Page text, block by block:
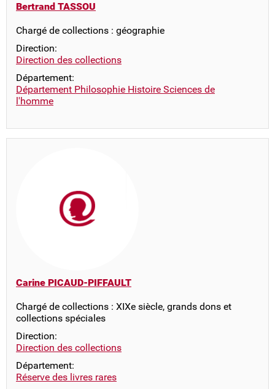
Bertrand TASSOU
Chargé de collections : géographie
Direction:
Direction des collections
Département:
Département Philosophie Histoire Sciences de
l'homme
Carine PICAUD-PIFFAULT
Chargé de collections : XIXe siècle, grands dons et
collections spéciales
Direction:
Direction des collections
Département:
Réserve des livres rares